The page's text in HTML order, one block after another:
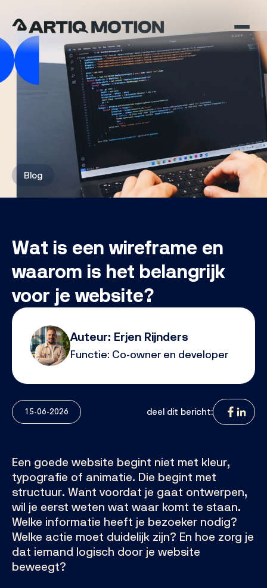
Blog
Wat is een wireframe en
waarom is het belangrijk
voor je website?
Auteur: Erjen Rijnders
Functie: Co-owner en developer
15-06-2026 deel dit bericht:
Een goede website begint niet met kleur,
typografie of animatie. Die begint met
structuur. Want voordat je gaat ontwerpen,
wil je eerst weten wat waar komt te staan.
Welke informatie heeft je bezoeker nodig?
Welke actie moet duidelijk zijn? En hoe zorg je
dat iemand logisch door je website
beweegt?